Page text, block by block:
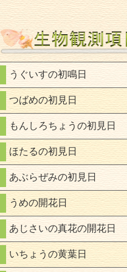
うぐいすの初鳴日
つばめの初見日
もんしろちょうの初見日
ほたるの初見日
あぶらぜみの初見日
うめの開花日
あじさいの真花の開花日
いちょうの黄葉日